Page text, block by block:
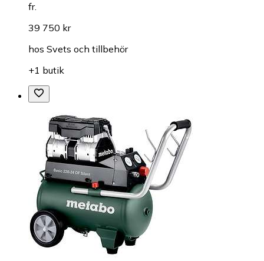
fr.
39 750 kr
hos Svets och tillbehör
+1 butik